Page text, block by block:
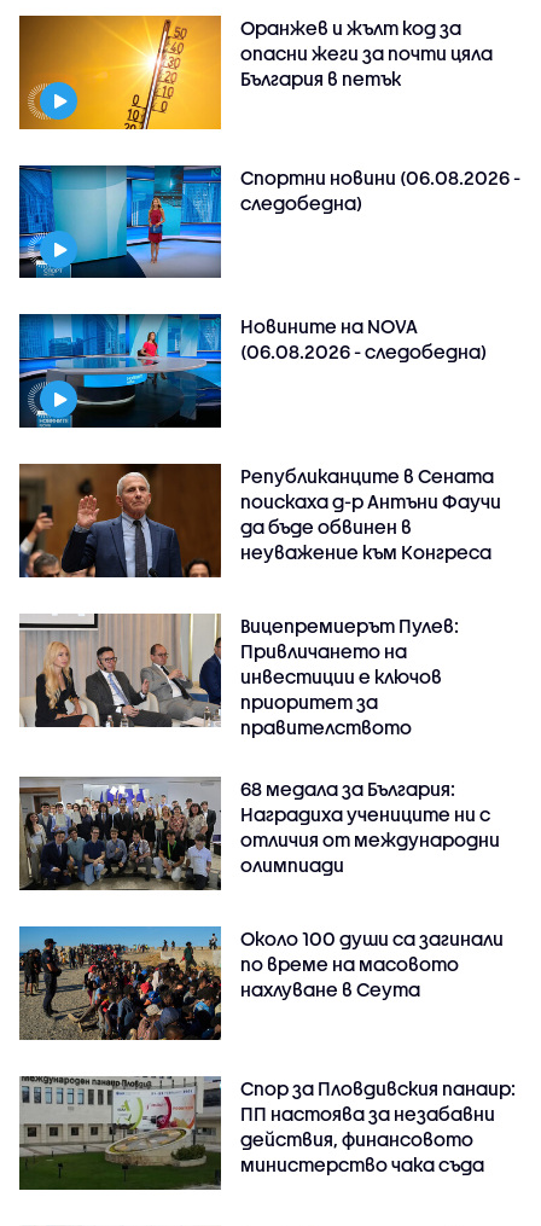
Оранжев и жълт код за
опасни жеги за почти цяла
България в петък
Спортни новини (06.08.2026 -
следобедна)
Новините на NOVA
(06.08.2026 - следобедна)
Републиканците в Сената
поискаха д-р Антъни Фаучи
да бъде обвинен в
неуважение към Конгреса
Вицепремиерът Пулев:
Привличането на
инвестиции е ключов
приоритет за
правителството
68 медала за България:
Наградиха учениците ни с
отличия от международни
олимпиади
Около 100 души са загинали
по време на масовото
нахлуване в Сеута
Спор за Пловдивския панаир:
ПП настоява за незабавни
действия, финансовото
министерство чака съда